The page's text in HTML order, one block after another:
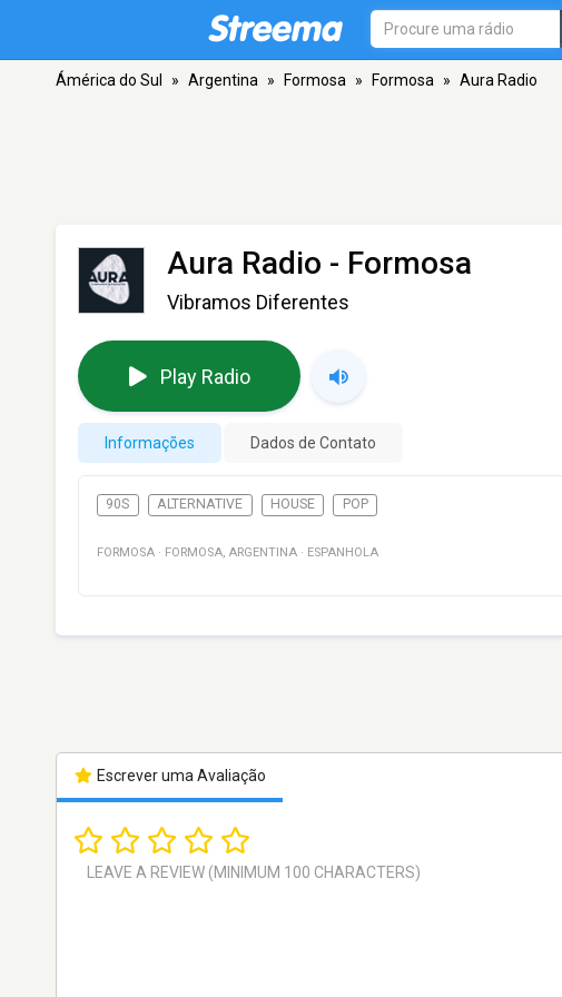
Ámérica do Sul » Argentina » Formosa » Formosa » Aura Radio
Aura Radio - Formosa
Vibramos Diferentes
Play Radio
Informações Dados de Contato
90S ALTERNATIVE HOUSE POP
FORMOSA · FORMOSA, ARGENTINA · ESPANHOLA
Escrever uma Avaliação